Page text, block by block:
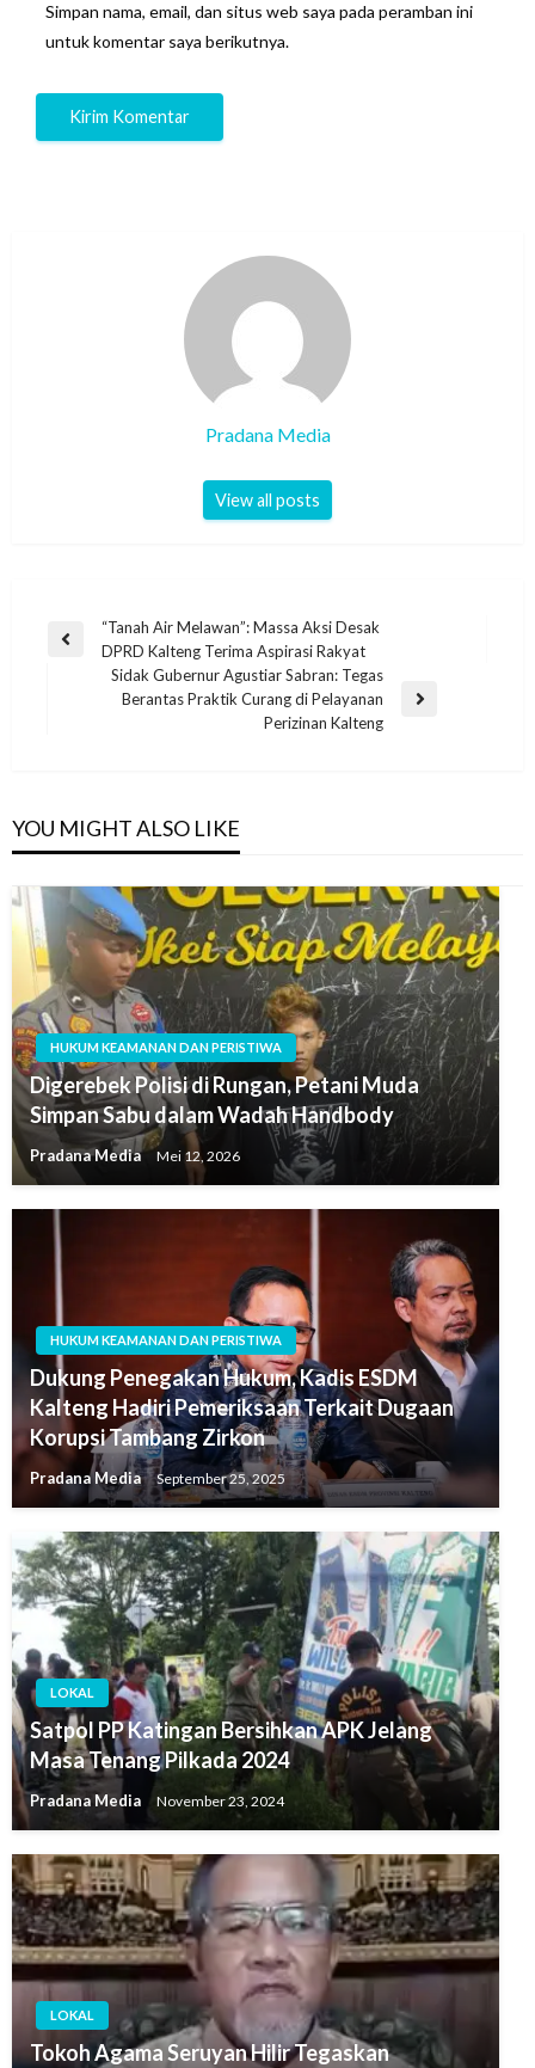
Simpan nama, email, dan situs web saya pada peramban ini
untuk komentar saya berikutnya.
Pradana Media
View all posts
“Tanah Air Melawan”: Massa Aksi Desak
DPRD Kalteng Terima Aspirasi Rakyat
Sidak Gubernur Agustiar Sabran: Tegas
Berantas Praktik Curang di Pelayanan
Perizinan Kalteng
YOU MIGHT ALSO LIKE
HUKUM KEAMANAN DAN PERISTIWA
Digerebek Polisi di Rungan, Petani Muda
Simpan Sabu dalam Wadah Handbody
Pradana Media Mei 12, 2026
HUKUM KEAMANAN DAN PERISTIWA
Dukung Penegakan Hukum, Kadis ESDM
Kalteng Hadiri Pemeriksaan Terkait Dugaan
Korupsi Tambang Zirkon
Pradana Media September 25, 2025
LOKAL
Satpol PP Katingan Bersihkan APK Jelang
Masa Tenang Pilkada 2024
Pradana Media November 23, 2024
LOKAL
Tokoh Agama Seruyan Hilir Tegaskan